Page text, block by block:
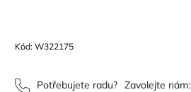
Kód: W322175
Potřebujete radu? Zavolejte nám: